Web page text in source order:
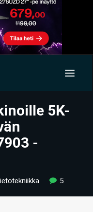
5K-
-
5